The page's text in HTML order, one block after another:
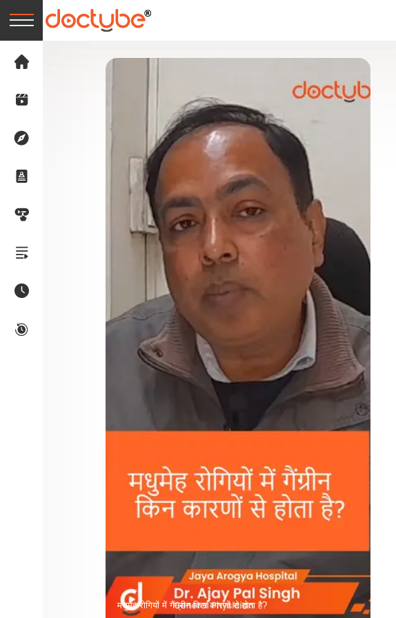
मधुमेह रोगियों में गैंग्रीन किन कारणों से होता है?